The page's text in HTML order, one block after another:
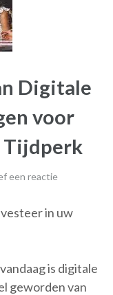
Digitale
voor
Tijdperk
een reactie
in uw
is digitale
geworden van